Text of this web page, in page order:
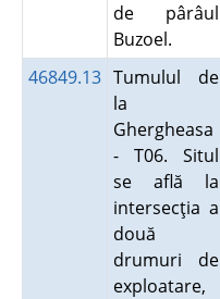
de pârâul
Buzoel.
46849.13 Tumulul de
la
Ghergheasa
- T06. Situl
se află la
intersecţia a
două
drumuri de
exploatare,